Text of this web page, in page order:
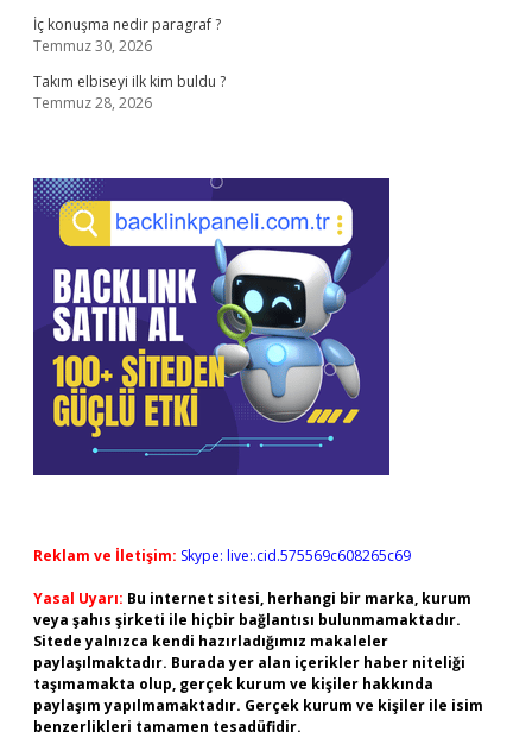
İç konuşma nedir paragraf ?
Temmuz 30, 2026
Takım elbiseyi ilk kim buldu ?
Temmuz 28, 2026
Reklam ve İletişim: Skype: live:.cid.575569c608265c69
Yasal Uyarı: Bu internet sitesi, herhangi bir marka, kurum
veya şahıs şirketi ile hiçbir bağlantısı bulunmamaktadır.
Sitede yalnızca kendi hazırladığımız makaleler
paylaşılmaktadır. Burada yer alan içerikler haber niteliği
taşımamakta olup, gerçek kurum ve kişiler hakkında
paylaşım yapılmamaktadır. Gerçek kurum ve kişiler ile isim
benzerlikleri tamamen tesadüfidir.